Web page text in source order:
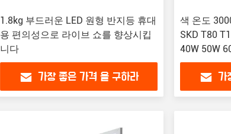
1.8kg 부드러운 LED 원형 반지등 휴대
용 편의성으로 라이브 쇼를 향상시킵
니다
가장 좋은 가격 을 구하라
색 온도
SKD T80
40W 50W